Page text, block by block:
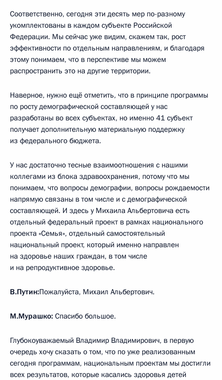
Соответственно, сегодня эти десять мер по-разному
укомплектованы в каждом субъекте Российской
Федерации. Мы сейчас уже видим, скажем так, рост
эффективности по отдельным направлениям, и благодаря
этому понимаем, что в перспективе мы можем
распространить это на другие территории.
Наверное, нужно ещё отметить, что в принципе программы
по росту демографической составляющей у нас
разработаны во всех субъектах, но именно 41 субъект
получает дополнительную материальную поддержку
из федерального бюджета.
У нас достаточно тесные взаимоотношения с нашими
коллегами из блока здравоохранения, потому что мы
понимаем, что вопросы демографии, вопросы рождаемости
напрямую связаны в том числе и с демографической
составляющей. И здесь у Михаила Альбертовича есть
отдельный федеральный проект в рамках национального
проекта «Семья», отдельный самостоятельный
национальный проект, который именно направлен
на здоровье наших граждан, в том числе
и на репродуктивное здоровье.
В.Путин:Пожалуйста, Михаил Альбертович.
М.Мурашко: Спасибо большое.
Глубокоуважаемый Владимир Владимирович, в первую
очередь хочу сказать о том, что по уже реализованным
сегодня программам, национальным проектам мы достигли
всех результатов, которые касались здоровья детей